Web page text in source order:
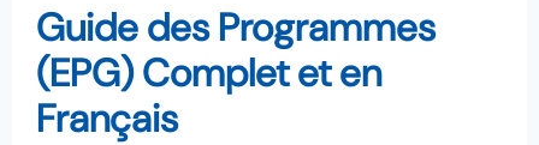
Guide des Programmes
(EPG) Complet et en
Français